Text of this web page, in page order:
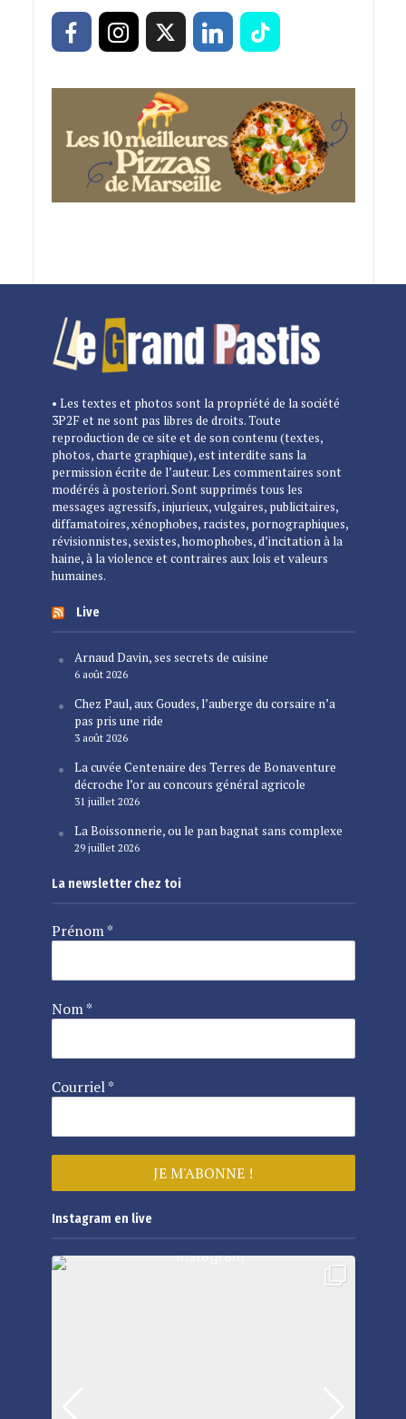
• Les textes et photos sont la propriété de la société
3P2F et ne sont pas libres de droits. Toute
reproduction de ce site et de son contenu (textes,
photos, charte graphique), est interdite sans la
permission écrite de l’auteur. Les commentaires sont
modérés à posteriori. Sont supprimés tous les
messages agressifs, injurieux, vulgaires, publicitaires,
diffamatoires, xénophobes, racistes, pornographiques,
révisionnistes, sexistes, homophobes, d’incitation à la
haine, à la violence et contraires aux lois et valeurs
humaines.
Live
Arnaud Davin, ses secrets de cuisine
6 août 2026
Chez Paul, aux Goudes, l’auberge du corsaire n’a
pas pris une ride
3 août 2026
La cuvée Centenaire des Terres de Bonaventure
décroche l’or au concours général agricole
31 juillet 2026
La Boissonnerie, ou le pan bagnat sans complexe
29 juillet 2026
La newsletter chez toi
Prénom*
Nom*
Courriel*
Instagram en live